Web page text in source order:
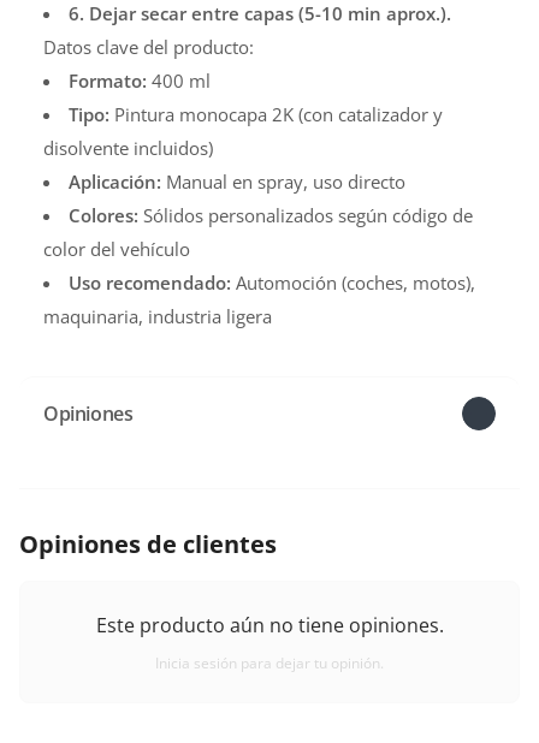
6. Dejar secar entre capas (5-10 min aprox.).
Datos clave del producto:
Formato: 400 ml
Tipo: Pintura monocapa 2K (con catalizador y
disolvente incluidos)
Aplicación: Manual en spray, uso directo
Colores: Sólidos personalizados según código de
color del vehículo
Uso recomendado: Automoción (coches, motos),
maquinaria, industria ligera
Opiniones
Opiniones de clientes
Este producto aún no tiene opiniones.
Inicia sesión para dejar tu opinión.